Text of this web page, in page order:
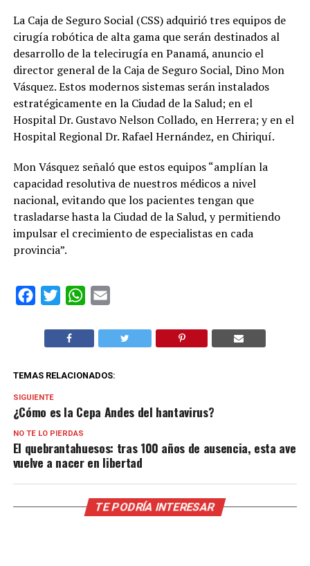
La Caja de Seguro Social (CSS) adquirió tres equipos de
cirugía robótica de alta gama que serán destinados al
desarrollo de la telecirugía en Panamá, anuncio el
director general de la Caja de Seguro Social, Dino Mon
Vásquez. Estos modernos sistemas serán instalados
estratégicamente en la Ciudad de la Salud; en el
Hospital Dr. Gustavo Nelson Collado, en Herrera; y en el
Hospital Regional Dr. Rafael Hernández, en Chiriquí.
Mon Vásquez señaló que estos equipos “amplían la
capacidad resolutiva de nuestros médicos a nivel
nacional, evitando que los pacientes tengan que
trasladarse hasta la Ciudad de la Salud, y permitiendo
impulsar el crecimiento de especialistas en cada
provincia”.
Facebook
TwitterWhatsApp
TEMAS RELACIONADOS:
SIGUIENTE
¿Cómo es la Cepa Andes del hantavirus?
NO TE LO PIERDAS
El quebrantahuesos: tras 100 años de ausencia, esta ave
vuelve a nacer en libertad
TE PODRÍA INTERESAR